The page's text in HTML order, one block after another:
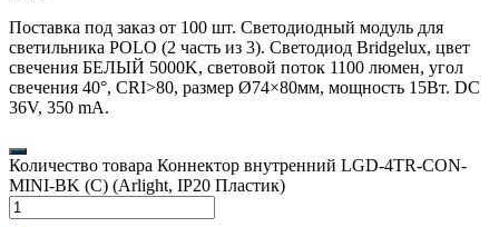
Поставка под заказ от 100 шт. Светодиодный модуль для
светильника POLO (2 часть из 3). Светодиод Bridgelux, цвет
свечения БЕЛЫЙ 5000K, световой поток 1100 люмен, угол
свечения 40°, CRI>80, размер Ø74×80мм, мощность 15Вт. DC
36V, 350 mA.
Количество товара Коннектор внутренний LGD-4TR-CON-
MINI-BK (C) (Arlight, IP20 Пластик)